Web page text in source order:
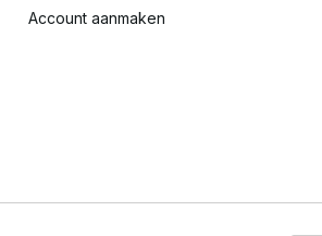
Account aanmaken